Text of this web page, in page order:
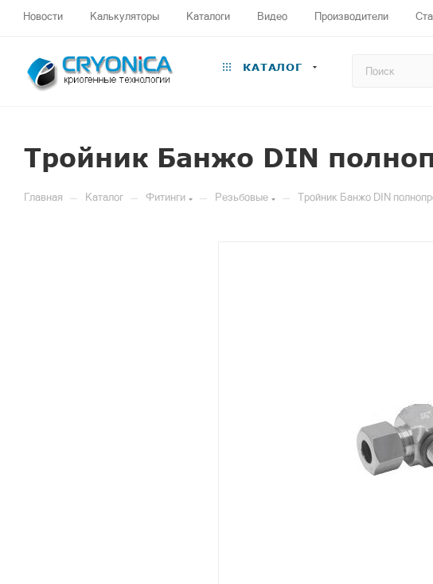
Новости Калькуляторы Каталоги Видео Производители
КАТАЛОГ
Тройник Банжо DIN
Главная — Каталог — Фитинги — Резьбовые — Тройник Банжо DIN